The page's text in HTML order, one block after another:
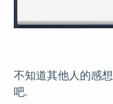
不知道其他人的感
吧.